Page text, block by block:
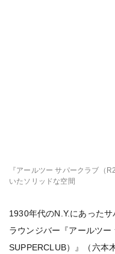
『アールツー サパークラブ（
いたソリッドな空間
1930年代のN.Y.にあった
ラウンジバー『アールツー
SUPPERCLUB）』（六本